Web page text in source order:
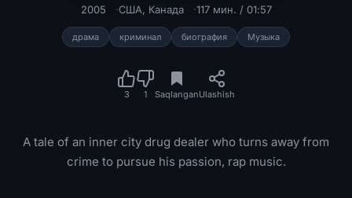
2005 США, Канада 117 мин. / 01:57
драма криминал биография Музыка
3 1 SaqlanganUlashish
A tale of an inner city drug dealer who turns away from
crime to pursue his passion, rap music.